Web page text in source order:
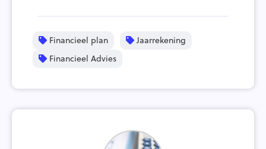
Financieel plan
Jaarrekening
Financieel Advies